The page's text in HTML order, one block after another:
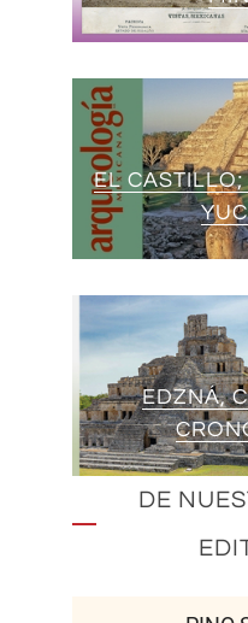
EL
EDZNÁ,
DE